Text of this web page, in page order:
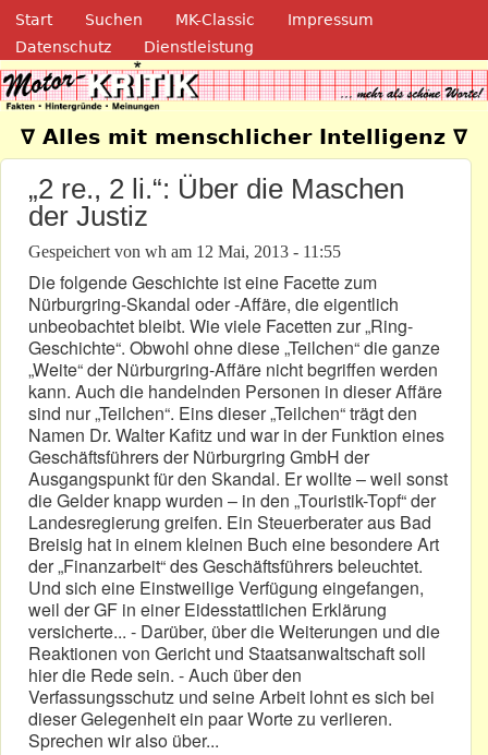
Direkt zum Inhalt
Navigation
Start Suchen MK-Classic
Impressum
Datenschutz
Dienstleistung
Motor-Kritik.de
∇ Alles mit menschlicher Intelligenz ∇
„2 re., 2 li.“: Über die Maschen
der Justiz
Gespeichert von wh am 12 Mai, 2013 - 11:55
Die folgende Geschichte ist eine Facette zum
Nürburgring-Skandal oder -Affäre, die eigentlich
unbeobachtet bleibt. Wie viele Facetten zur „Ring-
Geschichte“. Obwohl ohne diese „Teilchen“ die ganze
„Weite“ der Nürburgring-Affäre nicht begriffen werden
kann. Auch die handelnden Personen in dieser Affäre
sind nur „Teilchen“. Eins dieser „Teilchen“ trägt den
Namen Dr. Walter Kafitz und war in der Funktion eines
Geschäftsführers der Nürburgring GmbH der
Ausgangspunkt für den Skandal. Er wollte – weil sonst
die Gelder knapp wurden – in den „Touristik-Topf“ der
Landesregierung greifen. Ein Steuerberater aus Bad
Breisig hat in einem kleinen Buch eine besondere Art
der „Finanzarbeit“ des Geschäftsführers beleuchtet.
Und sich eine Einstweilige Verfügung eingefangen,
weil der GF in einer Eidesstattlichen Erklärung
versicherte... - Darüber, über die Weiterungen und die
Reaktionen von Gericht und Staatsanwaltschaft soll
hier die Rede sein. - Auch über den
Verfassungsschutz und seine Arbeit lohnt es sich bei
dieser Gelegenheit ein paar Worte zu verlieren.
Sprechen wir also über...